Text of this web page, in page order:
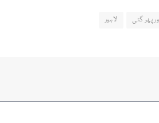
پھر گئی لاہور